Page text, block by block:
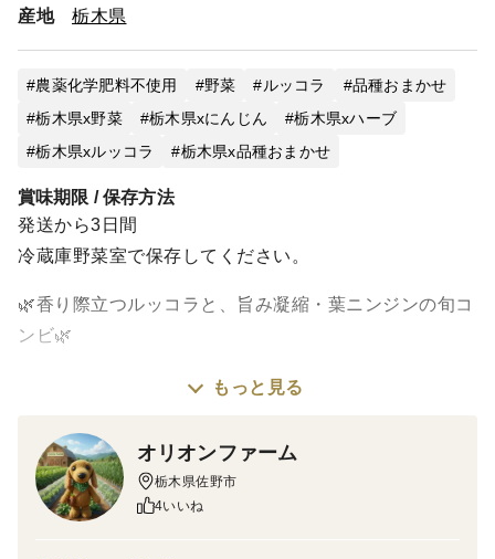
産地 栃木県
農薬化学肥料不使用 野菜 ルッコラ
品種おまかせ
栃木県x野菜
栃木県xにんじん
栃木県xハーブ
栃木県xルッコラ
栃木県x品種おまかせ
賞味期限 / 保存方法
発送から3日間
冷蔵庫野菜室で保存してください。
🌿香り際立つルッコラと、旨み凝縮・葉ニンジンの旬コ
ンビ🌿
数あるページの中から、当農園をご覧いただきありがと
香り豊かな2種類の葉物を組み合わせました✨
野菜好きの方にぜひ食べていただきたい、ルッコラと葉
ニンジンのセットです。
もっと見る
オリオンファーム
栃木県佐野市
4いいね